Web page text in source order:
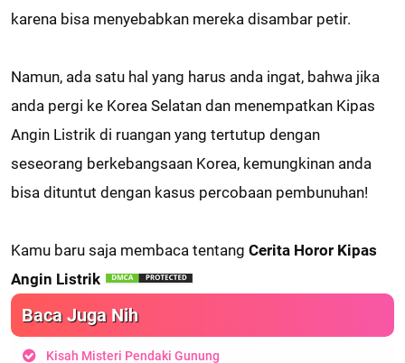
karena bisa menyebabkan mereka disambar petir.
Namun, ada satu hal yang harus anda ingat, bahwa jika
anda pergi ke Korea Selatan dan menempatkan Kipas
Angin Listrik di ruangan yang tertutup dengan
seseorang berkebangsaan Korea, kemungkinan anda
bisa dituntut dengan kasus percobaan pembunuhan!
Kamu baru saja membaca tentang Cerita Horor Kipas
Angin Listrik
Baca Juga Nih
Kisah Misteri Pendaki Gunung